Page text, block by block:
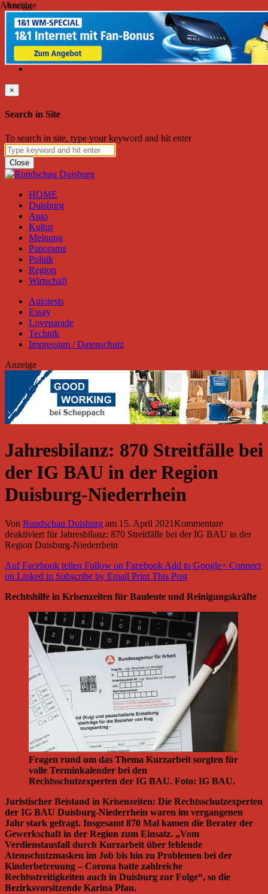
Montag, August 10, 2026
Friend on Facebook Follow on Twitter Subscribe to RSS
Search
×
Search in Site
To search in site, type your keyword and hit enter
Close
HOME
Duisburg
Auto
Kultur
Meinung
Panorama
Politik
Region
Wirtschaft
Autotests
Essay
Loveparade
Technik
Impressum / Datenschutz
Anzeige
Jahresbilanz: 870 Streitfälle bei
der IG BAU in der Region
Duisburg-Niederrhein
Von Rundschau Duisburg am 15. April 2021Kommentare
deaktiviertfür Jahresbilanz: 870 Streitfälle bei der IG BAU in der
Region Duisburg-Niederrhein
Auf Facebook teilen Follow on FacebookAdd to Google+ Connect
on Linked in Subscribe by Email Print This Post
Rechtshilfe in Krisenzeiten für Bauleute und Reinigungskräfte
Fragen rund um das Thema Kurzarbeit sorgten für
volle Terminkalender bei den
Rechtsschutzexperten der IG BAU. Foto: IG BAU.
Juristischer Beistand in Krisenzeiten: Die Rechtsschutzexperten
der IG BAU Duisburg-Niederrhein waren im vergangenen
Jahr stark gefragt. Insgesamt 870 Mal kamen die Berater der
Gewerkschaft in der Region zum Einsatz. „Vom
Verdienstausfall durch Kurzarbeit über fehlende
Atemschutzmasken im Job bis hin zu Problemen bei der
Kinderbetreuung – Corona hatte zahlreiche
Rechtsstreitigkeiten auch in Duisburg zur Folge“, so die
Bezirksvorsitzende Karina Pfau.
Anzeige
Anzeige